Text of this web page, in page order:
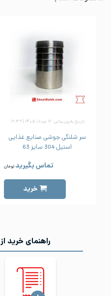
تاریخ به‌روزرسانی: ۱۲ مرداد ۱۴۰۵ | ۱۶:۳۹
سر شلنگی جوشی صنایع غذایی
استیل 304 سایز 63
تماس بگیرید تومان
خرید
راهنمای خرید از